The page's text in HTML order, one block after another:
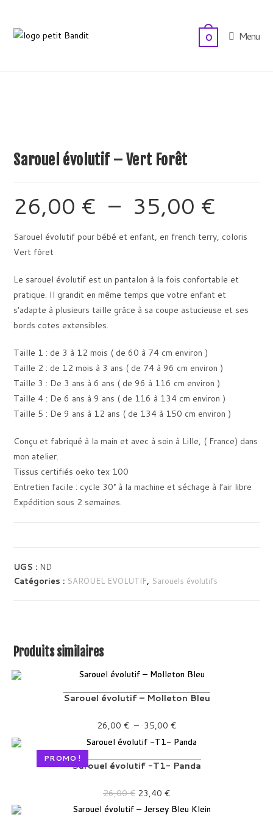
content
0 Menu
Sarouel évolutif – Vert Forêt
26,00 € – 35,00 €
à
35,00 €
Sarouel évolutif pour bébé et enfant, en french terry, coloris
Vert fôret
Le sarouel évolutif est un pantalon à la fois confortable et
pratique. Il grandit en même temps que votre enfant et
s’adapte à plusieurs taille grâce à sa coupe astucieuse et ses
bords cotes extensibles.
Taille 1 : de 3 à 12 mois ( de 60 à 74 cm environ )
Taille 2 : de 12 mois à 3 ans ( de 74 à 96 cm environ )
Taille 3 : De 3 ans à 6 ans ( de 96 à 116 cm environ )
Taille 4 : De 6 ans à 9 ans ( de 116 à 134 cm environ )
Taille 5 : De 9 ans à 12 ans ( de 134 à 150 cm environ )
Conçu et fabriqué à la main et avec à soin à Lille, ( France) dans
mon atelier.
Tissus certifiés oeko tex 100
Entretien facile : cycle 30° à la machine et séchage à l’air libre
Expédition sous 2 semaines.
UGS : ND
Catégories : SAROUEL EVOLUTIF, Sarouels évolutifs
Produits similaires
Sarouel évolutif – Molleton Bleu
26,00 € – 35,00 €Plage de prix : 26,00 € à 35,00 €
PROMO !
Sarouel évolutif -T1- Panda
26,00€ Le prix initial était : 26,00 €.
23,40 €Le prix actuel est : 23,40 €.